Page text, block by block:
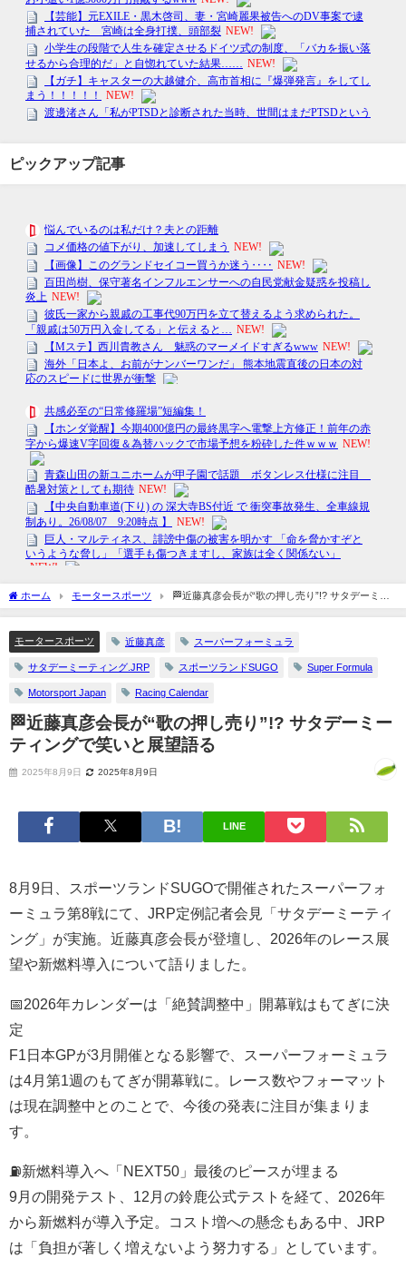
ピックアップ記事
ホーム モータースポーツ
🏁近藤真彦会長が“歌の押し売り”!? サタデーミー
ティングで笑いと展望語る
モータースポーツ 近藤真彦 スーパーフォーミュラ
サタデーミーティング.JRP スポーツランドSUGO Super Formula
Motorsport Japan Racing Calendar
🏁近藤真彦会長が“歌の押し売り”!? サタデーミー
ティングで笑いと展望語る
2025年8月9日 2025年8月9日
LINE
8月9日、スポーツランドSUGOで開催されたスーパーフォ
ーミュラ第8戦にて、JRP定例記者会見「サタデーミーティ
ング」が実施。近藤真彦会長が登壇し、2026年のレース展
望や新燃料導入について語りました。
📅2026年カレンダーは「絶賛調整中」開幕戦はもてぎに決
定
F1日本GPが3月開催となる影響で、スーパーフォーミュラ
は4月第1週のもてぎが開幕戦に。レース数やフォーマット
は現在調整中とのことで、今後の発表に注目が集まりま
す。
⛽新燃料導入へ「NEXT50」最後のピースが埋まる
9月の開発テスト、12月の鈴鹿公式テストを経て、2026年
から新燃料が導入予定。コスト増への懸念もある中、JRP
は「負担が著しく増えないよう努力する」としています。